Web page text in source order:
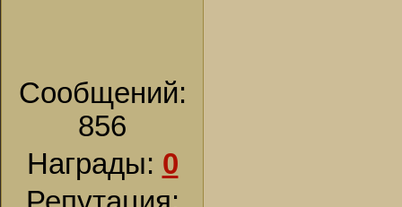
Сообщений:
856
Награды: 0